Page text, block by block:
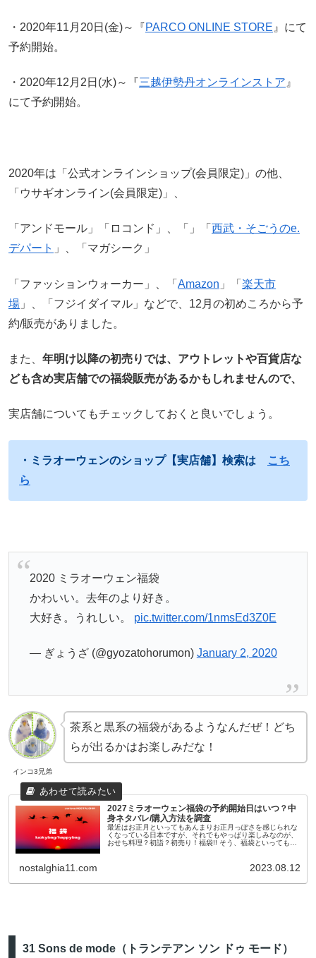
・2020年11月20日(金)～『PARCO ONLINE STORE 』にて
予約開始。
・2020年12月2日(水)～『三越伊勢丹オンラインストア 』
にて予約開始。
2020年は「公式オンラインショップ(会員限定)」の他、
「ウサギオンライン(会員限定)」、
「アンドモール」「ロコンド」、「」「 西武・そごうのe.
デパート 」、「マガシーク」
「ファッションウォーカー」、「 Amazon 」「 楽天市
場 」、「フジイダイマル」などで、12月の初めころから予
約/販売がありました。
また、 年明け以降の初売りでは、アウトレットや百貨店な
ども含め実店舗での福袋販売があるかもしれませんので、
実店舗についてもチェックしておくと良いでしょう。
・ミラオーウェンのショップ【実店舗】検索は
こち
ら
2020 ミラオーウェン福袋
かわいい。去年のより好き。
大好き。うれしい。 pic.twitter.com/1nmsEd3Z0E
— ぎょうざ (@gyozatohorumon) January 2, 2020
インコ3兄弟
茶系と黒系の福袋があるようなんだぜ！どち
らが出るかはお楽しみだな！
2027ミラオーウェン福袋の予約開始日はいつ？中
身ネタバレ/購入方法を調査
最近はお正月といってもあんまりお正月っぽさを感じられな
くなっている日本ですが、それでもやっぱり楽しみなのが、
おせち料理？初詣？初売り！福袋!! そう、福袋といっても最
nostalghia11.com 2023.08.12
31 Sons de mode（トランテアン ソン ドゥ モード）